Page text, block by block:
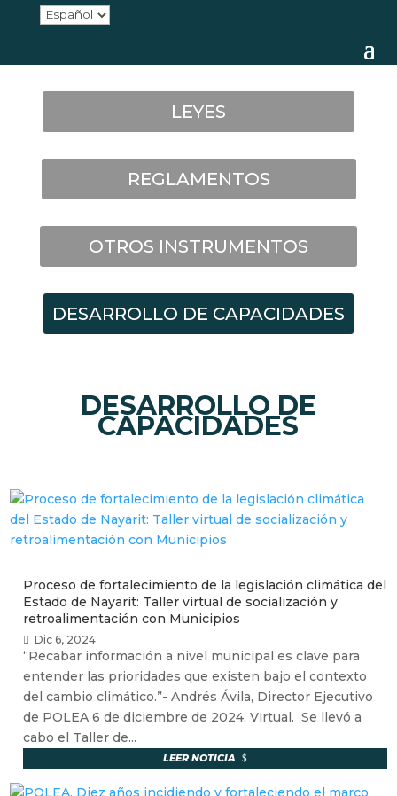
LEYES
REGLAMENTOS
OTROS INSTRUMENTOS
DESARROLLO DE CAPACIDADES
DESARROLLO DE
CAPACIDADES
Proceso de fortalecimiento de la legislación climática del
Estado de Nayarit: Taller virtual de socialización y
retroalimentación con Municipios
Dic 6, 2024
“Recabar información a nivel municipal es clave para
entender las prioridades que existen bajo el contexto
del cambio climático.”- Andrés Ávila, Director Ejecutivo
de POLEA 6 de diciembre de 2024. Virtual. Se llevó a
cabo el Taller de...
LEER NOTICIA